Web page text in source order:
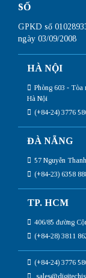
SỐ
GPKD số
ngày 03/09/2008
HÀ NỘI
Phòng 603 - Tòa
Hà Nội
(+84-24) 3776
ĐÀ NẴNG
57 Nguyễn
(+84-23) 6358
TP. HCM
406/85 đường
(+84-28) 3811
(+84-24) 3776